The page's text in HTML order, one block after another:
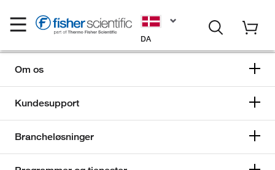
DA
Om os
Kundesupport
Brancheløsninger